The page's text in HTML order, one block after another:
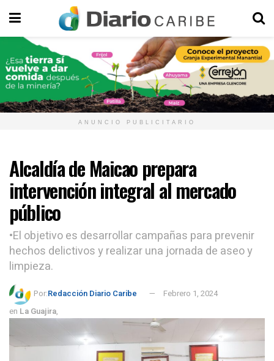
ANUNCIO PUBLICITARIO
Alcaldía de Maicao prepara
intervención integral al mercado
público
•El objetivo es desarrollar campañas para prevenir
hechos delictivos y realizar una jornada de aseo y
limpieza.
Por:Redacción Diario Caribe
Febrero 1, 2024
en La Guajira,